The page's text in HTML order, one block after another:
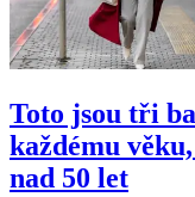
Toto jsou tři
každému
nad 50 let